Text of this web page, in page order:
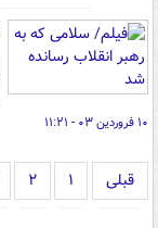
۱۰ فروردین ۰۳ - ۱۱:۲۱
قبلی ۱ ۲